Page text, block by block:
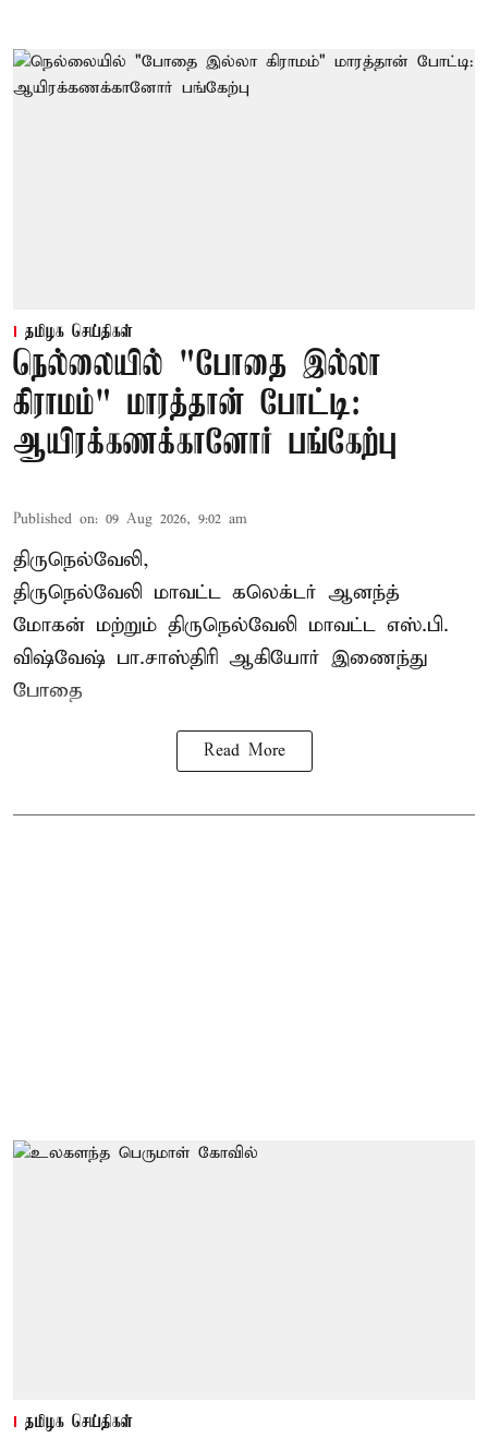
தமிழக செய்திகள்
நெல்லையில் "போதை இல்லா
கிராமம்" மாரத்தான் போட்டி:
ஆயிரக்கணக்கானோர் பங்கேற்பு
Published on: 09 Aug 2026, 9:02 am
திருநெல்வேலி,
திருநெல்வேலி மாவட்ட கலெக்டர் ஆனந்த்
மோகன் மற்றும் திருநெல்வேலி மாவட்ட எஸ்.பி.
விஷ்வேஷ் பா.சாஸ்திரி ஆகியோர் இணைந்து
போதை
Read More
தமிழக செய்திகள்